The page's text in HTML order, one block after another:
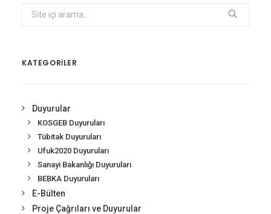
KATEGORİLER
Duyurular
KOSGEB Duyuruları
Tübitak Duyuruları
Ufuk2020 Duyuruları
Sanayi Bakanlığı Duyuruları
BEBKA Duyuruları
E-Bülten
Proje Çağrıları ve Duyurular